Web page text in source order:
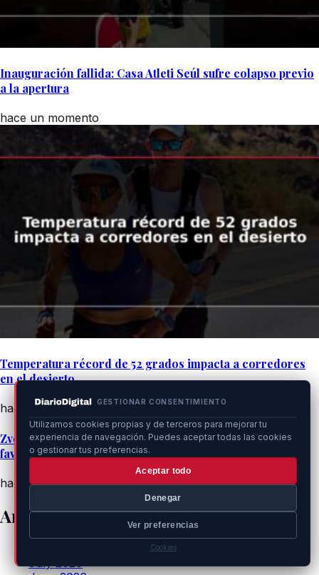
GESTIONAR CONSENTIMIENTO
Utilizamos cookies propias y de terceros para mejorar tu
experiencia de navegación. Puedes aceptar todas las cookies
o gestionar tus preferencias.
Aceptar todo
Denegar
Ver preferencias
Cookies
Inauguración fallida: Casa Atleti Seúl sufre colapso previo
a la apertura
hace un momento
Temperatura récord de 52 grados impacta a corredores
en el desierto
hace un momento
Zverev y Medvedev eliminados, Montreal se queda sin
favoritos
hace un momento
Archivos